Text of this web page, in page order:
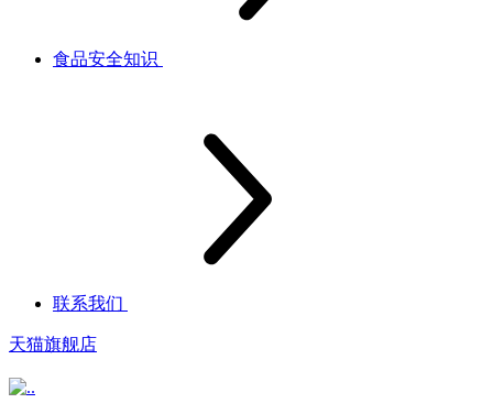
食品安全知识
联系我们
天猫旗舰店